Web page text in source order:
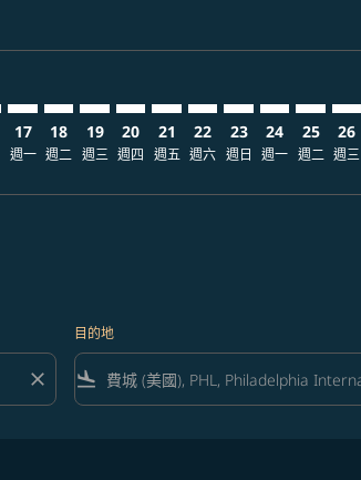
17
週一
18
週二
19
週三
20
週四
21
週五
22
週六
23
週日
24
週一
25
週二
26
週三
close
目的地
flight_land